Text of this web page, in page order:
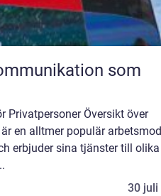
Privatpersoner Översikt över
en alltmer populär
erbjuder sina tjänster till olika
30 juli